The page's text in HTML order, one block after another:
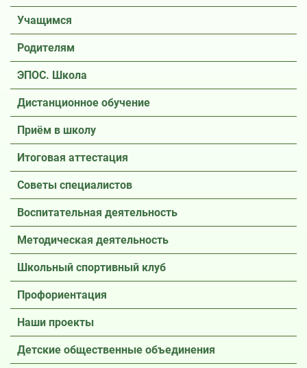
Учащимся
Родителям
ЭПОС. Школа
Дистанционное обучение
Приём в школу
Итоговая аттестация
Советы специалистов
Воспитательная деятельность
Методическая деятельность
Школьный спортивный клуб
Профориентация
Наши проекты
Детские общественные объединения